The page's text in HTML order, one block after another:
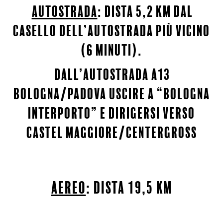
autostrada: dista 5,2 km dal
casello dell’autostrada più vicino
(6 minuti).
dall’autostrada a13
bologna/padova uscire a “bologna
interporto” e dirigersi verso
castel maggiore/centergross
aereo: dista 19,5 km